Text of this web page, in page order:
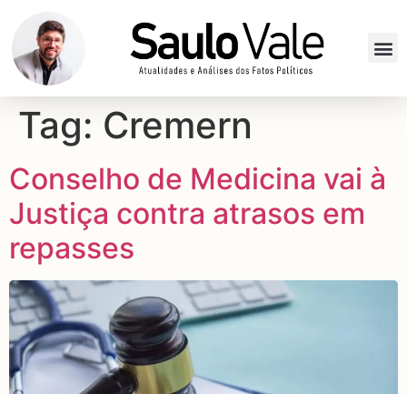
Tag: Cremern
Conselho de Medicina vai à
Justiça contra atrasos em
repasses